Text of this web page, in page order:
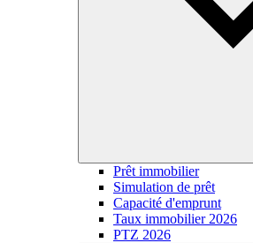
Prêt immobilier
Simulation de prêt
Capacité d'emprunt
Taux immobilier 2026
PTZ 2026